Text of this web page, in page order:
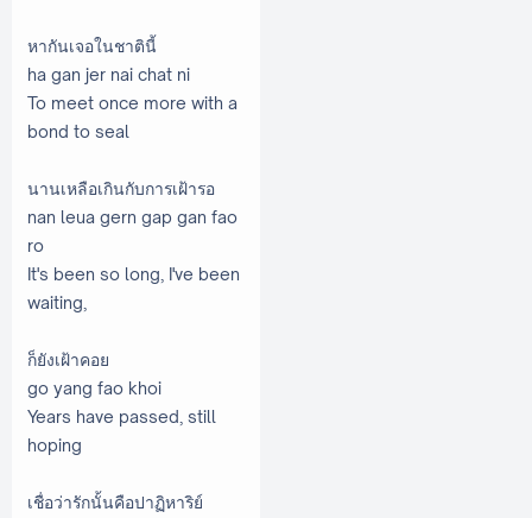
หากันเจอในชาตินี้
ha gan jer nai chat ni
To meet once more with a
bond to seal
นานเหลือเกินกับการเฝ้ารอ
nan leua gern gap gan fao
ro
It's been so long, I've been
waiting,
ก็ยังเฝ้าคอย
go yang fao khoi
Years have passed, still
hoping
เชื่อว่ารักนั้นคือปาฏิหาริย์